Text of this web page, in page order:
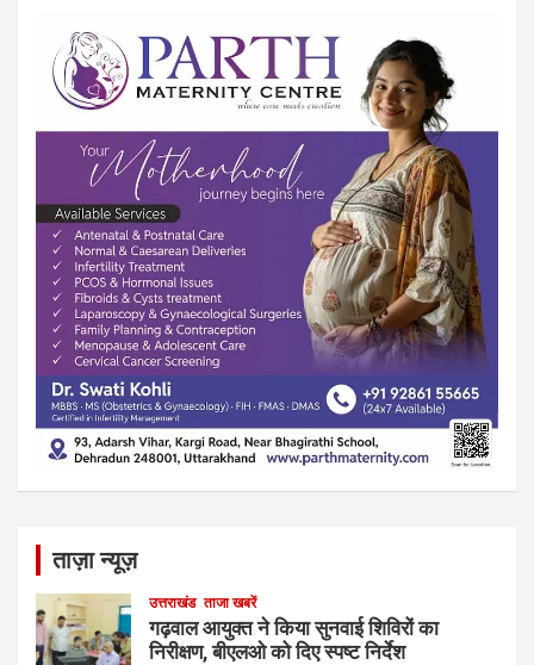
ताज़ा न्यूज़
उत्तराखंड ताजा खबरें
गढ़वाल आयुक्त ने किया सुनवाई शिविरों का
निरीक्षण, बीएलओ को दिए स्पष्ट निर्देश